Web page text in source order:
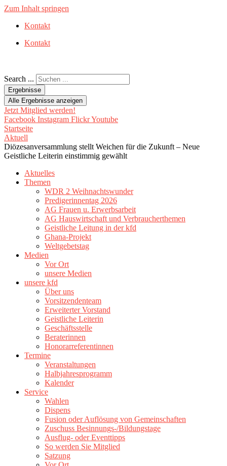
Zum Inhalt springen
Kontakt
Kontakt
Search ...
Ergebnisse
Alle Ergebnisse anzeigen
Jetzt Mitglied werden!
Facebook Instagram FlickrYoutube
Startseite
Aktuell
Diözesanversammlung stellt Weichen für die Zukunft – Neue
Geistliche Leiterin einstimmig gewählt
Aktuelles
Themen
WDR 2 Weihnachtswunder
Predigerinnentag 2026
AG Frauen u. Erwerbsarbeit
AG Hauswirtschaft und Verbraucherthemen
Geistliche Leitung in der kfd
Ghana-Projekt
Weltgebetstag
Medien
Vor Ort
unsere Medien
unsere kfd
Über uns
Vorsitzendenteam
Erweiterter Vorstand
Geistliche Leiterin
Geschäftsstelle
Beraterinnen
Honorarreferentinnen
Termine
Veranstaltungen
Halbjahresprogramm
Kalender
Service
Wahlen
Dispens
Fusion oder Auflösung von Gemeinschaften
Zuschuss Besinnungs-/Bildungstage
Ausflug- oder Eventtipps
So werden Sie Mitglied
Satzung